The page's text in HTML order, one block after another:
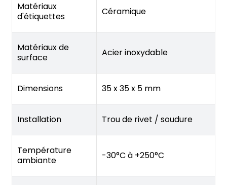
Matériaux
d'étiquettes
Céramique
Matériaux de
surface
Acier inoxydable
Dimensions 35 x 35 x 5 mm
Installation Trou de rivet / soudure
Température
ambiante
-30°C à +250°C